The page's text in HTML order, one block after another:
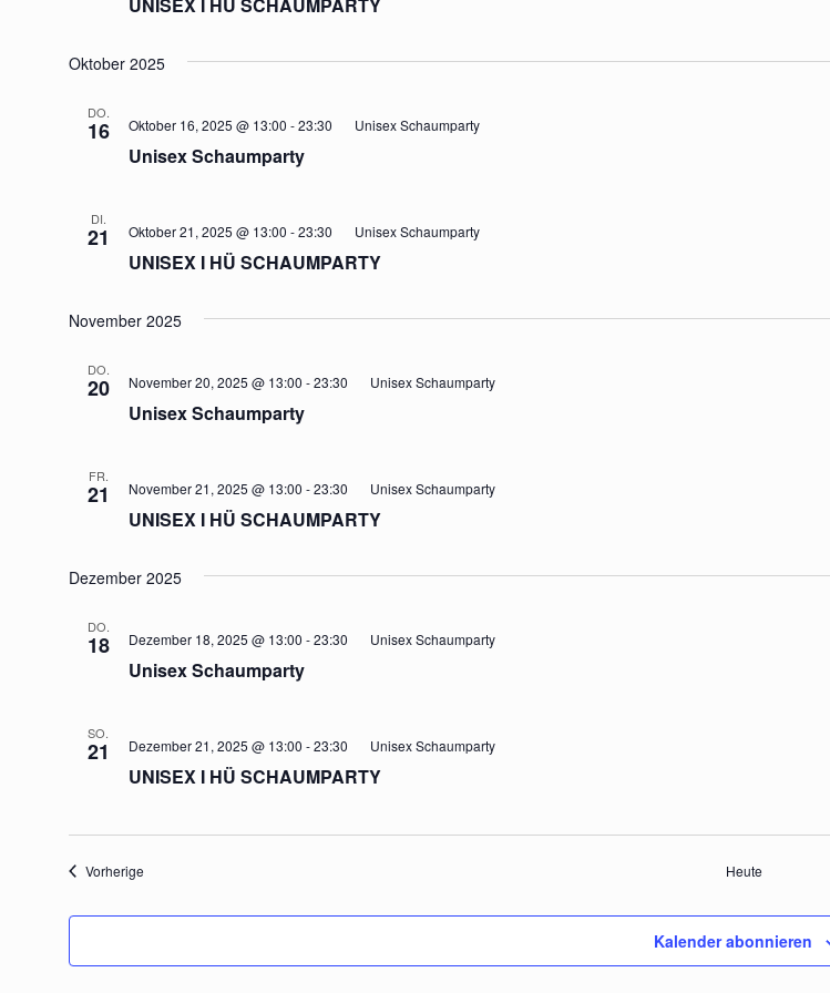
Oktober 2025
DO.
16
Unisex Schaumparty
Oktober 16, 2025 @ 13:00 -23:30 Unisex Schaumparty
DI.
21
UNISEX I HÜ SCHAUMPARTY
Oktober 21, 2025 @ 13:00 -23:30 Unisex Schaumparty
November 2025
DO.
20
Unisex Schaumparty
November 20, 2025 @ 13:00 -23:30 Unisex Schaumparty
FR.
21
UNISEX I HÜ SCHAUMPARTY
November 21, 2025 @ 13:00 -23:30 Unisex Schaumparty
Dezember 2025
DO.
18
Unisex Schaumparty
Dezember 18, 2025 @ 13:00 -23:30 Unisex Schaumparty
SO.
21
UNISEX I HÜ SCHAUMPARTY
Dezember 21, 2025 @ 13:00 -23:30 Unisex Schaumparty
VorherigeVeranstaltungen Heute
Kalender abonnieren